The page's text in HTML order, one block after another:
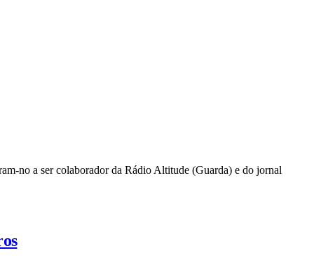
no a ser colaborador da Rádio Altitude (Guarda) e do jornal